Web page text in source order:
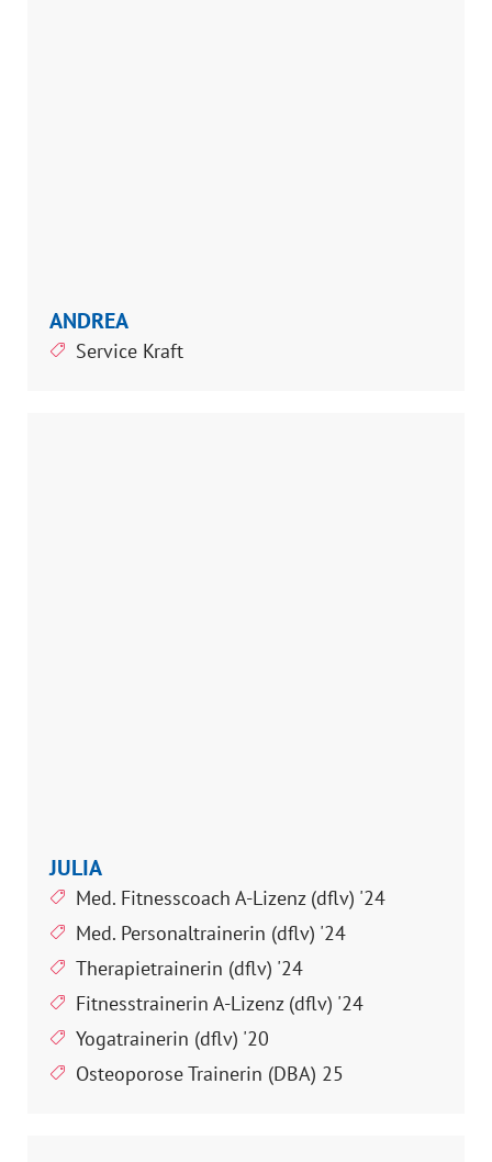
ANDREA
Service Kraft
JULIA
Med. Fitnesscoach A-Lizenz (dflv) '24
Med. Personaltrainerin (dflv) '24
Therapietrainerin (dflv) '24
Fitnesstrainerin A-Lizenz (dflv) '24
Yogatrainerin (dflv) '20
Osteoporose Trainerin (DBA) 25